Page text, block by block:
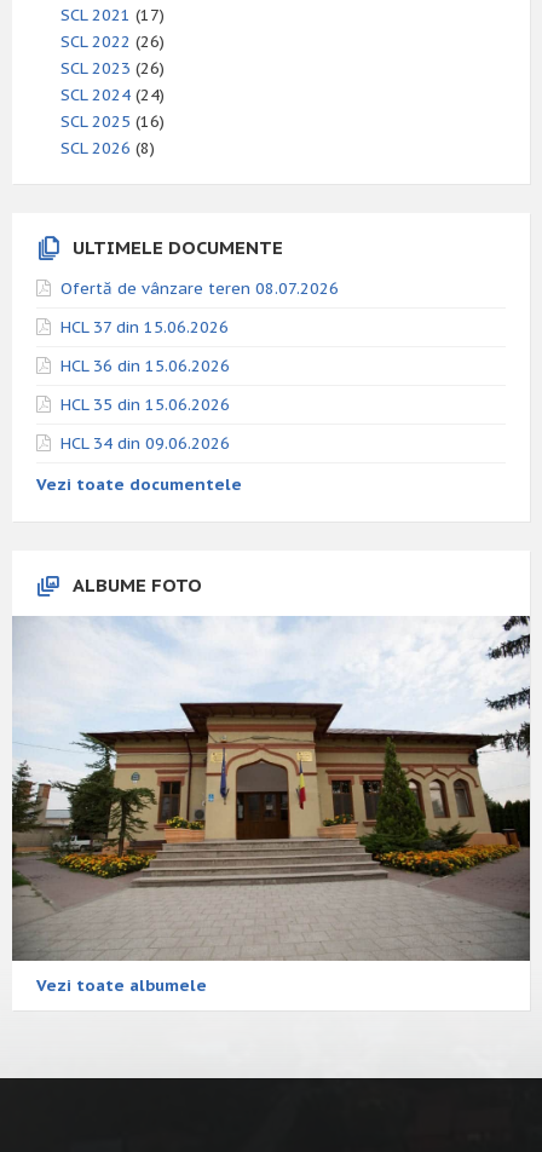
SCL 2021 (17)
SCL 2022 (26)
SCL 2023 (26)
SCL 2024 (24)
SCL 2025 (16)
SCL 2026 (8)
ULTIMELE DOCUMENTE
Ofertă de vânzare teren 08.07.2026
HCL 37 din 15.06.2026
HCL 36 din 15.06.2026
HCL 35 din 15.06.2026
HCL 34 din 09.06.2026
Vezi toate documentele
ALBUME FOTO
Vezi toate albumele